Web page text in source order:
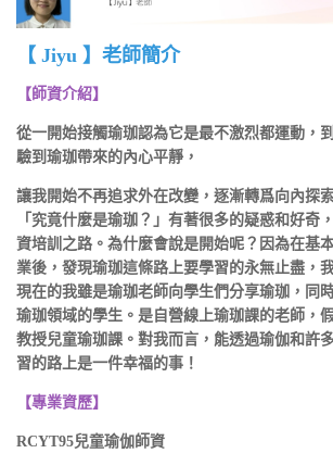
【 Jiyu 】老師簡介
【師資介紹】
從一開始接觸瑜珈認為它是最不激烈都運動，
驗到瑜珈帶來的內心平靜，
讓我開始不再追求外在改變，逐漸轉爲向內探
「究竟什麼是瑜珈？」有著很多的疑惑和好奇
資培訓之路。為什麼會說是開始呢？因為在基
業後，發現瑜珈這條路上要學習的永無止盡，
現在的我雖是瑜珈老師向學生們分享瑜珈，同
瑜珈領域的學生。是自營線上瑜珈課的老師，
教授兒童瑜珈課。對我而言，能透過瑜伽和許
習的路上是一件幸福的事！
【專業資歷】
RCYT95兒童瑜伽師資